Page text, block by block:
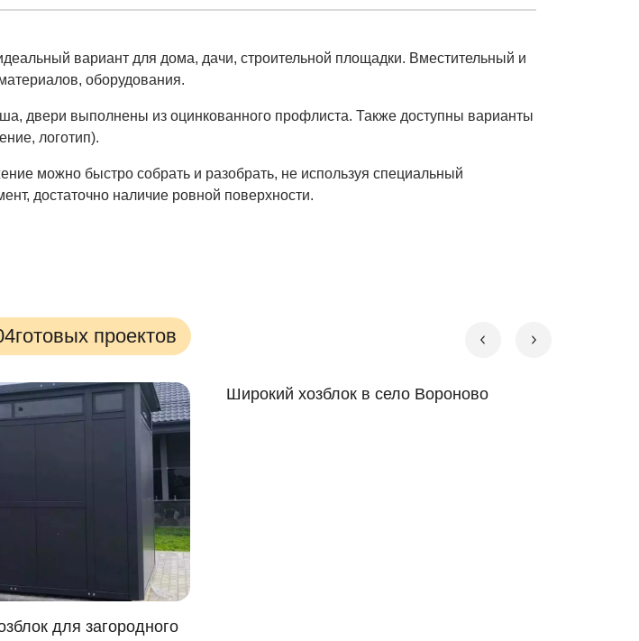
вариант для дома, дачи, строительной площадки. Вместительный и
оборудования.
двери выполнены из оцинкованного профлиста. Также доступны варианты
логотип).
можно быстро собрать и разобрать, не используя специальный
достаточно наличие ровной поверхности.
готовых проектов
для загородного
Широкий хозблок в село Вороново